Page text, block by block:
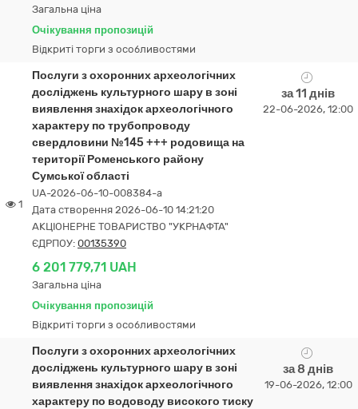
Загальна ціна
Очікування пропозицій
Відкриті торги з особливостями
1
Послуги з охоронних археологічних
досліджень культурного шару в зоні
виявлення знахідок археологічного
характеру по трубопроводу
свердловини №145 +++ родовища на
території Роменського району
Сумської області
UA-2026-06-10-008384-a
Дата створення 2026-06-10 14:21:20
АКЦІОНЕРНЕ ТОВАРИСТВО "УКPНAФТА"
ЄДРПОУ: 00135390
6 201 779,71 UAH
Загальна ціна
Очікування пропозицій
Відкриті торги з особливостями
за 11 днів
22-06-2026, 12:00
Послуги з охоронних археологічних
досліджень культурного шару в зоні
виявлення знахідок археологічного
характеру по водоводу високого тиску
за 8 днів
19-06-2026, 12:00